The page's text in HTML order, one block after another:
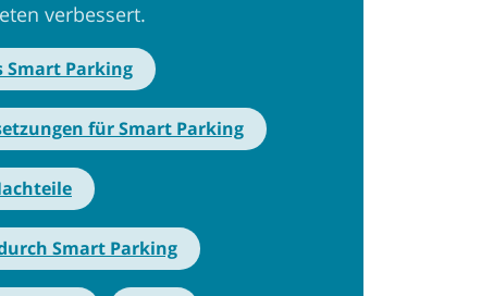
verbessert.
Smart Parking
für Smart Parking
Smart Parking